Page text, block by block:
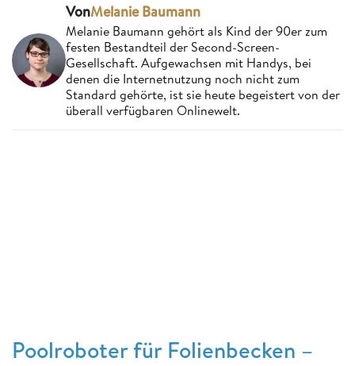
VonMelanie Baumann
Melanie Baumann gehört als Kind der 90er zum
festen Bestandteil der Second-Screen-
Gesellschaft. Aufgewachsen mit Handys, bei
denen die Internetnutzung noch nicht zum
Standard gehörte, ist sie heute begeistert von der
überall verfügbaren Onlinewelt.
Poolroboter für Folienbecken –